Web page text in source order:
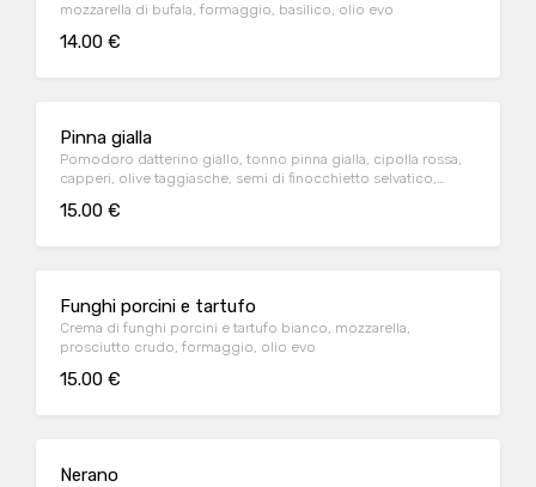
mozzarella di bufala, formaggio, basilico, olio evo
14.00 €
Pinna gialla
Pomodoro datterino giallo, tonno pinna gialla, cipolla rossa,
capperi, olive taggiasche, semi di finocchietto selvatico,
15.00 €
Funghi porcini e tartufo
Crema di funghi porcini e tartufo bianco, mozzarella,
prosciutto crudo, formaggio, olio evo
15.00 €
Nerano